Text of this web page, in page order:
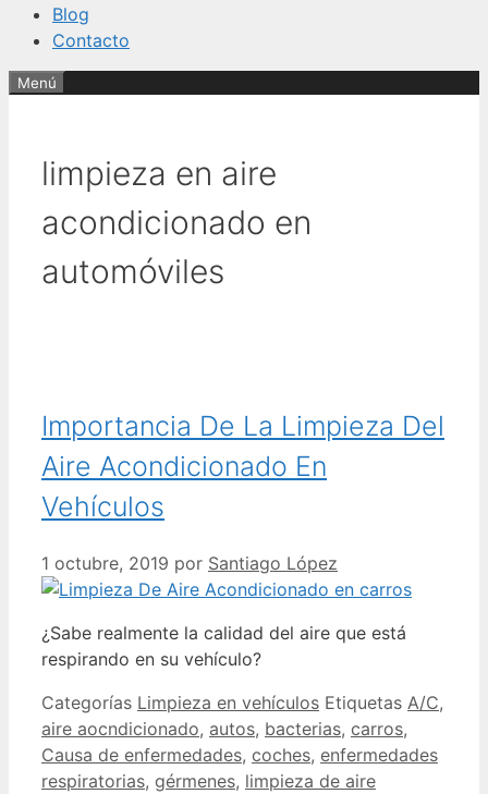
Blog
Contacto
Menú
limpieza en aire
acondicionado en
automóviles
Importancia De La Limpieza Del
Aire Acondicionado En
Vehículos
1 octubre, 2019 por Santiago López
¿Sabe realmente la calidad del aire que está
respirando en su vehículo?
Categorías Limpieza en vehículos Etiquetas A/C,
aire aocndicionado, autos, bacterias, carros,
Causa de enfermedades, coches, enfermedades
respiratorias, gérmenes, limpieza de aire